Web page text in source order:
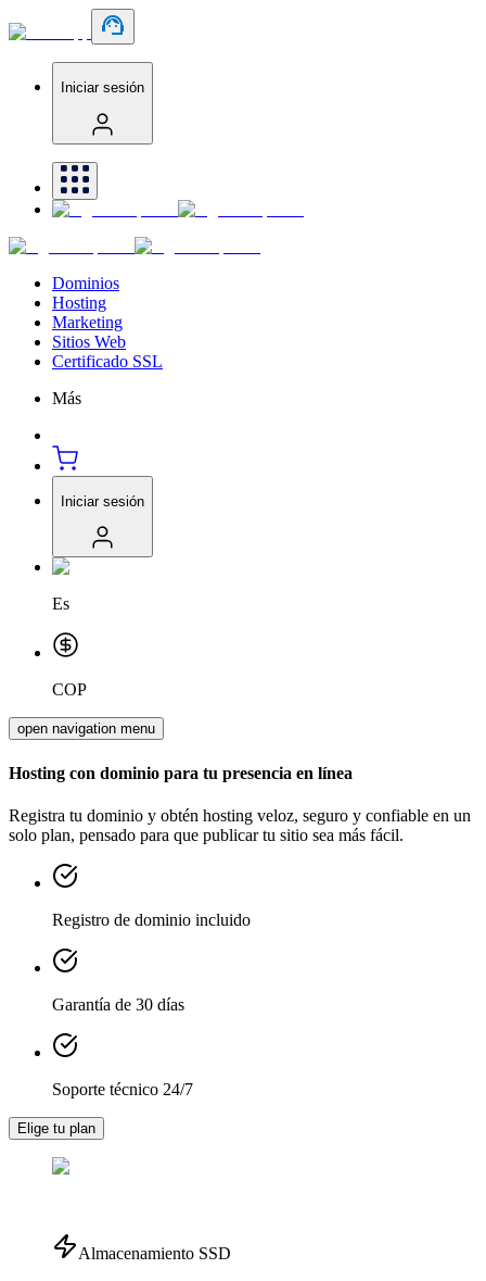
Iniciar sesión
Dominios
Hosting
Marketing
Sitios Web
Certificado SSL
Más
Iniciar sesión
Es
COP
open navigation menu
Hosting con dominio para tu presencia en línea
Registra tu dominio y obtén hosting veloz, seguro y confiable en un
solo plan, pensado para que publicar tu sitio sea más fácil.
Registro de dominio incluido
Garantía de 30 días
Soporte técnico 24/7
Elige tu plan
Almacenamiento SSD